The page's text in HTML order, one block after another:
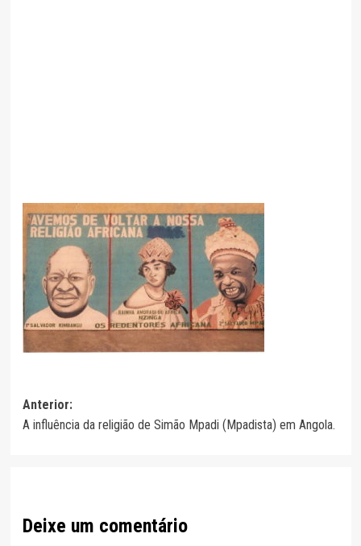
Navegação
de
Anterior:
A influência da religião de Simão Mpadi (Mpadista) em Angola.
Deixe um comentário